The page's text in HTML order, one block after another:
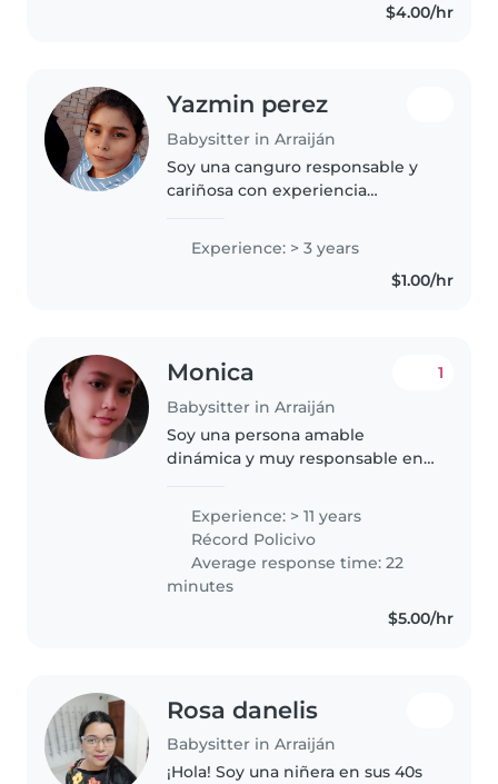
$4.00/hr
Yazmin perez
Babysitter in Arraiján
Soy una canguro responsable y
cariñosa con experiencia
3 años de experiencia y me
encanta jugar y pasar tiempo
con ellos. Me siento cómoda con
Experience: > 3 years
$1.00/hr
Monica
Babysitter in Arraiján
1
Soy una persona amable
dinámica y muy responsable en
cualquier ambiente laboral
conservo la calma en toda
situación..
Experience: > 11 years
Récord Policivo
Average response time: 22
minutes
$5.00/hr
Rosa danelis
Babysitter in Arraiján
¡Hola! Soy una niñera en sus 40s